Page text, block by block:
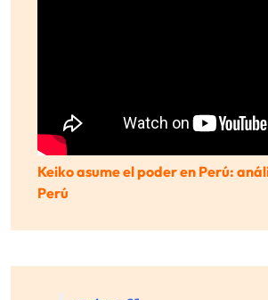
Keiko asume el poder en Perú:
Perú